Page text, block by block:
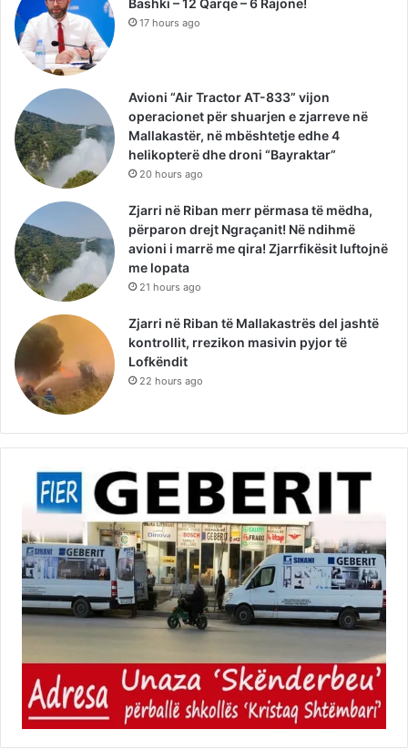
Bashki – 12 Qarqe – 6 Rajone!
17 hours ago
Avioni “Air Tractor AT-833” vijon
operacionet për shuarjen e zjarreve në
Mallakastër, në mbështetje edhe 4
helikopterë dhe droni “Bayraktar”
20 hours ago
Zjarri në Riban merr përmasa të mëdha,
përparon drejt Ngraçanit! Në ndihmë
avioni i marrë me qira! Zjarrfikësit luftojnë
me lopata
21 hours ago
Zjarri në Riban të Mallakastrës del jashtë
kontrollit, rrezikon masivin pyjor të
Lofkëndit
22 hours ago